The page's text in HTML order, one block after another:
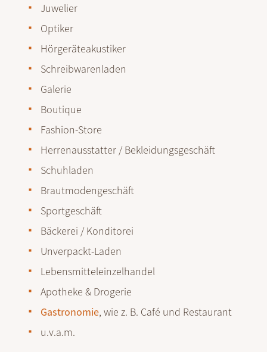
Juwelier
Optiker
Hörgeräteakustiker
Schreibwarenladen
Galerie
Boutique
Fashion-Store
Herrenausstatter / Bekleidungsgeschäft
Schuhladen
Brautmodengeschäft
Sportgeschäft
Bäckerei / Konditorei
Unverpackt-Laden
Lebensmitteleinzelhandel
Apotheke & Drogerie
Gastronomie, wie z. B. Café und Restaurant
u.v.a.m.